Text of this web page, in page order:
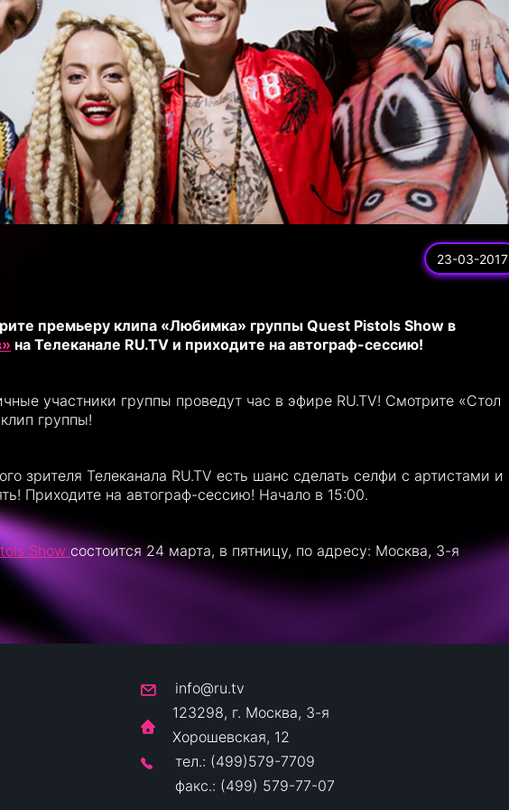
23-03-2017
премьеру клипа «Любимка» группы Quest Pistols Show в
на Телеканале RU.TV и приходите на автограф-сессию!
участники группы проведут час в эфире RU.TV! Смотрите «Стол
группы!
зрителя Телеканала RU.TV есть шанс сделать селфи с артистами и
Приходите на автограф-сессию! Начало в 15:00.
Show состоится 24 марта, в пятницу, по адресу: Москва, 3-я
info@ru.tv
123298, г. Москва, 3-я
Хорошевская, 12
тел.: (499)579-7709
факс.: (499) 579-77-07